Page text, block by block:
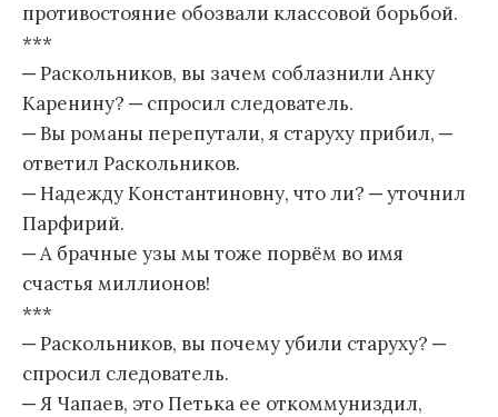
противостояние обозвали классовой борьбой.
***
─ Раскольников, вы зачем соблазнили Анку
Каренину? ─ спросил следователь.
─ Вы романы перепутали, я старуху прибил, ─
ответил Раскольников.
─ Надежду Константиновну, что ли? ─ уточнил
Парфирий.
─ А брачные узы мы тоже порвём во имя
счастья миллионов!
***
─ Раскольников, вы почему убили старуху? ─
спросил следователь.
─ Я Чапаев, это Петька ее откоммуниздил,